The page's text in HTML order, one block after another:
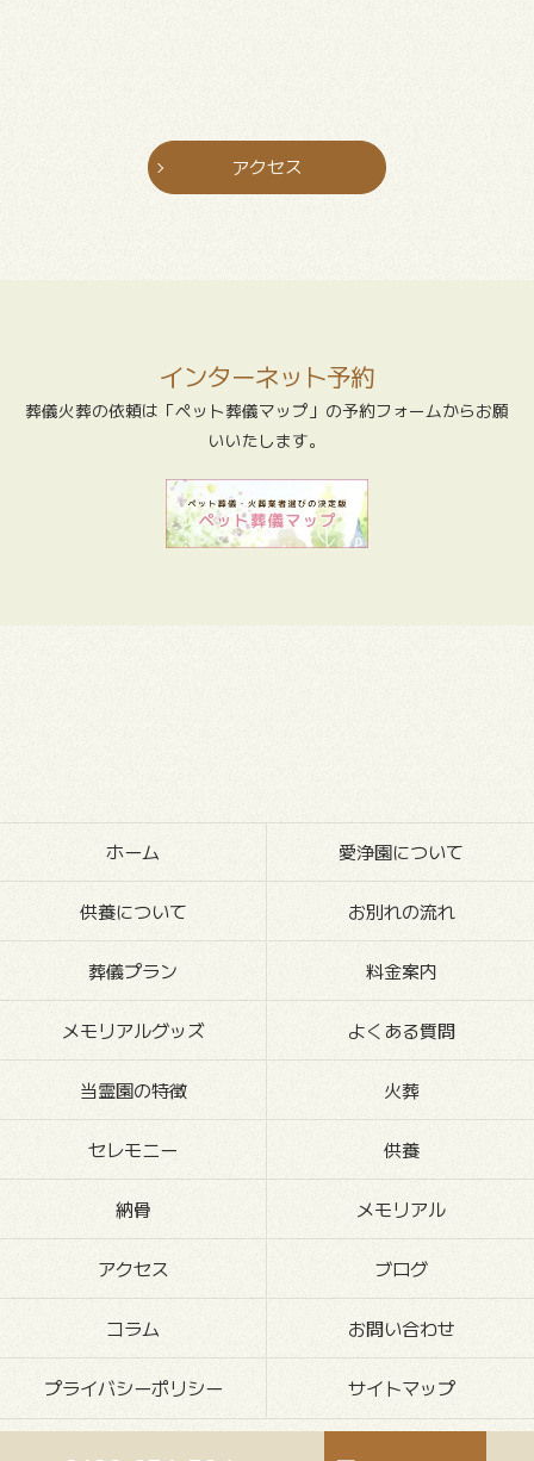
アクセス
インターネット予約
葬儀火葬の依頼は「ペット葬儀マップ」の予約フォームからお願
いいたします。
ホーム 愛浄園について
供養について お別れの流れ
葬儀プラン 料金案内
メモリアルグッズ よくある質問
当霊園の特徴 火葬
セレモニー 供養
納骨 メモリアル
アクセス ブログ
コラム お問い合わせ
プライバシーポリシー サイトマップ